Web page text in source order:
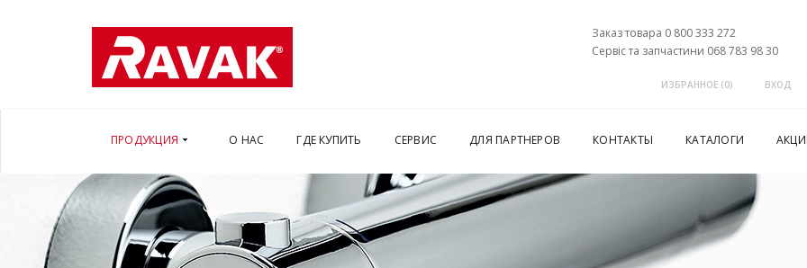
Заказ товара 0 800 333 272
Сервіс та запчастини 068 783 98 30
ИЗБРАННОЕ (0) ВХОД
ПРОДУКЦИЯ О НАС ГДЕ КУПИТЬ СЕРВИС ДЛЯ ПАРТНЕРОВ КОНТАКТЫ КАТАЛОГИ